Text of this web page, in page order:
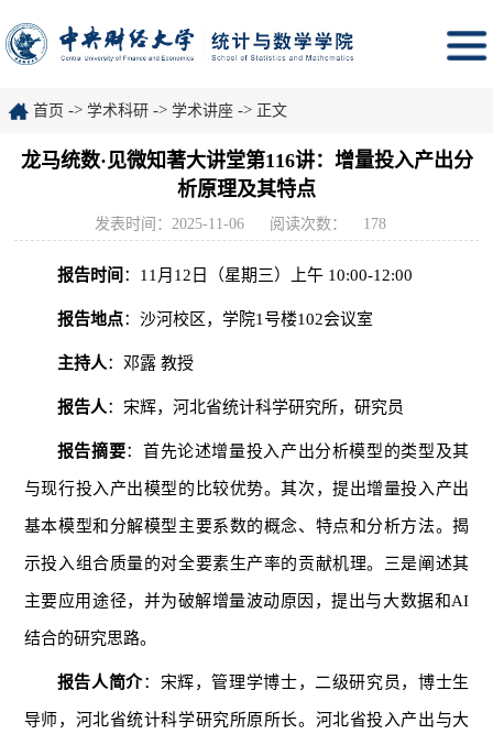
首页 -> 学术科研 -> 学术讲座 -> 正文
龙马统数·见微知著大讲堂第116讲：增量投入产出分
析原理及其特点
发表时间：2025-11-06 阅读次数： 178
报告时间 ：11月12日（星期三）上午 10:00-12:00
报告地点：沙河校区，学院1号楼102会议室
主持人：邓露 教授
报告人：宋辉，河北省统计科学研究所，研究员
报告摘要：首先论述增量投入产出分析模型的类型及其
与现行投入产出模型的比较优势。其次，提出增量投入产出
基本模型和分解模型主要系数的概念、特点和分析方法。揭
示投入组合质量的对全要素生产率的贡献机理。三是阐述其
主要应用途径，并为破解增量波动原因，提出与大数据和AI
结合的研究思路。
报告人简介：宋辉，管理学博士，二级研究员，博士生
导师，河北省统计科学研究所原所长。河北省投入产出与大